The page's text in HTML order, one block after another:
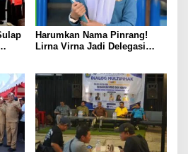
Harumkan Nama Pinrang!
Lirna Virna Jadi Delegasi